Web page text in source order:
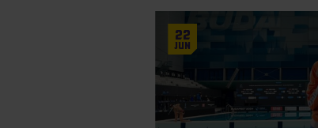
22
Jun